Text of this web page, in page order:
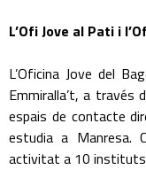
L’Ofi Jove al Pati i
L’Oficina Jove del
Emmiralla’t, a través
espais de contacte
estudia a Manresa.
activitat a 10 instituts